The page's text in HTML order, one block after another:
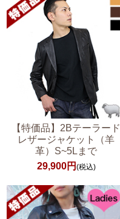
【特価品】2Bテーラード
レザージャケット（羊
革）S~5Lまで
29,900円 (税込)